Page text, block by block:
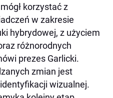
korzystać z
w zakresie
hybrydowej, z użyciem
różnorodnych
prezes Garlicki.
zmian jest
wizualnej.